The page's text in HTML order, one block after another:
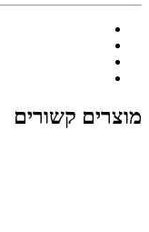
מוצרים קשורים